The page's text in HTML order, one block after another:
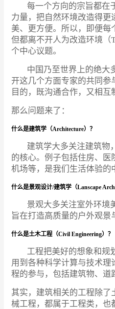
每一个方向的宗旨都在
力量，把自然环境改造得更
美、更方便。所以，即便每
但都离不开人为改造环境（
个中心议题。
中国乃至世界上的绝大
开这几个方面专家的共同参
目的，既沟通合作，又相互
那么问题来了：
什么是建筑学（Architecture）？
建筑学大多关注建筑物
的核心。例子包括住房、医
机场等，是我们生活体验的
什么是景观设计/建筑学（Lanscape
景观大多关注室外环境美
旨在打造高质量的户外观景
什么是土木工程（Civil Engineering）？
工程把美好的想象和规
用到各种科学计算与技术理
程的参与，包括建筑物、道
其实，建筑相关的工程除了
械工程，都属于工程类，也